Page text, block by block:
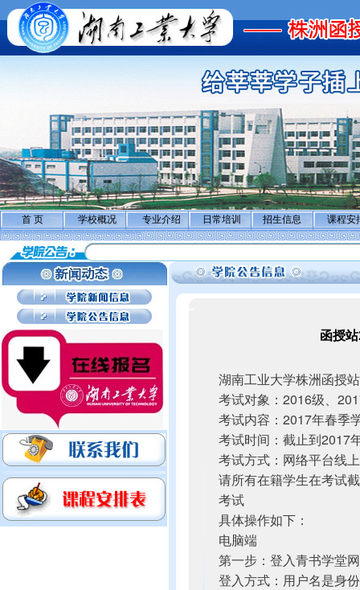
首 页 学校概况 专业介绍 日常培训 招生信息 课程安
函授
湖南工业大学株洲函授
考试对象：2016级、
考试内容：2017年春季
考试时间：截止到2017
考试方式：网络平台线
请所有在籍学生在考试
考试
具体操作如下：
电脑端
第一步：登入青书学堂
登入方式：用户名是身